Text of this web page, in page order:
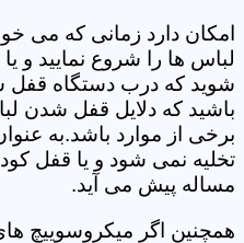
امکان دارد زمانی که می
لباس ها را شروع نمایید و
شوید که درب دستگاه
باشید که دلایل قفل شدن
برخی از موارد باشد.به
تخلیه نمی شود و یا قفل
مساله پیش می آید.
همچنین اگر میکروسوییچ